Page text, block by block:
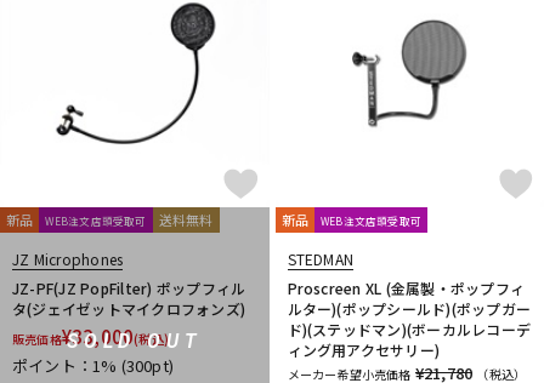
Seide
Shadow Hills Industries
SHIZUKA
SONTRONICS
SONY
Soyuz SSL(Solid State Logic)
STAY
STEDMAN Superlux
TAKACHI TAMA TANNOY TASCAM
tc electronic
Thermionic Culture
Tonelux
T-REX
TRIAL Triprop TRITON AUDIO
TRUE DYNA
TUBE-TECH
UDG ULTIMATE
ULTRASONE
Umbrella Company
United Studio Technologies
SOLD OUT
新品 WEB注文店頭受取可 送料無料
JZ Microphones
JZ-PF(JZ PopFilter) ポップフィル
タ(ジェイゼットマイクロフォンズ)
販売価格¥33,000(税込)
ポイント：1% (300pt)
新品 WEB注文店頭受取可
STEDMAN
Proscreen XL (金属製・ポップフィ
ルター)(ポップシールド)(ポップガー
ド)(ステッドマン)(ボーカルレコーデ
ィング用アクセサリー)
メーカー希望小売価格 ¥21,780
（税込）